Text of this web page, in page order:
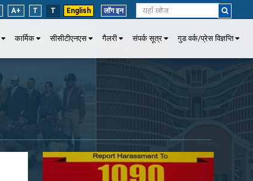
A+ T T English लॉग इन
कार्मिक सीसीटीएनएस गैलरी संपर्क सूत्र गुड वर्क/प्रेस विज्ञप्ति